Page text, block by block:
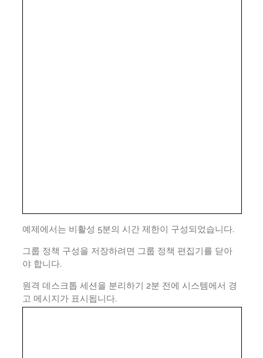
예제에서는 비활성 5분의 시간 제한이 구성되었습니다.
그룹 정책 구성을 저장하려면 그룹 정책 편집기를 닫아
야 합니다.
원격 데스크톱 세션을 분리하기 2분 전에 시스템에서 경
고 메시지가 표시됩니다.